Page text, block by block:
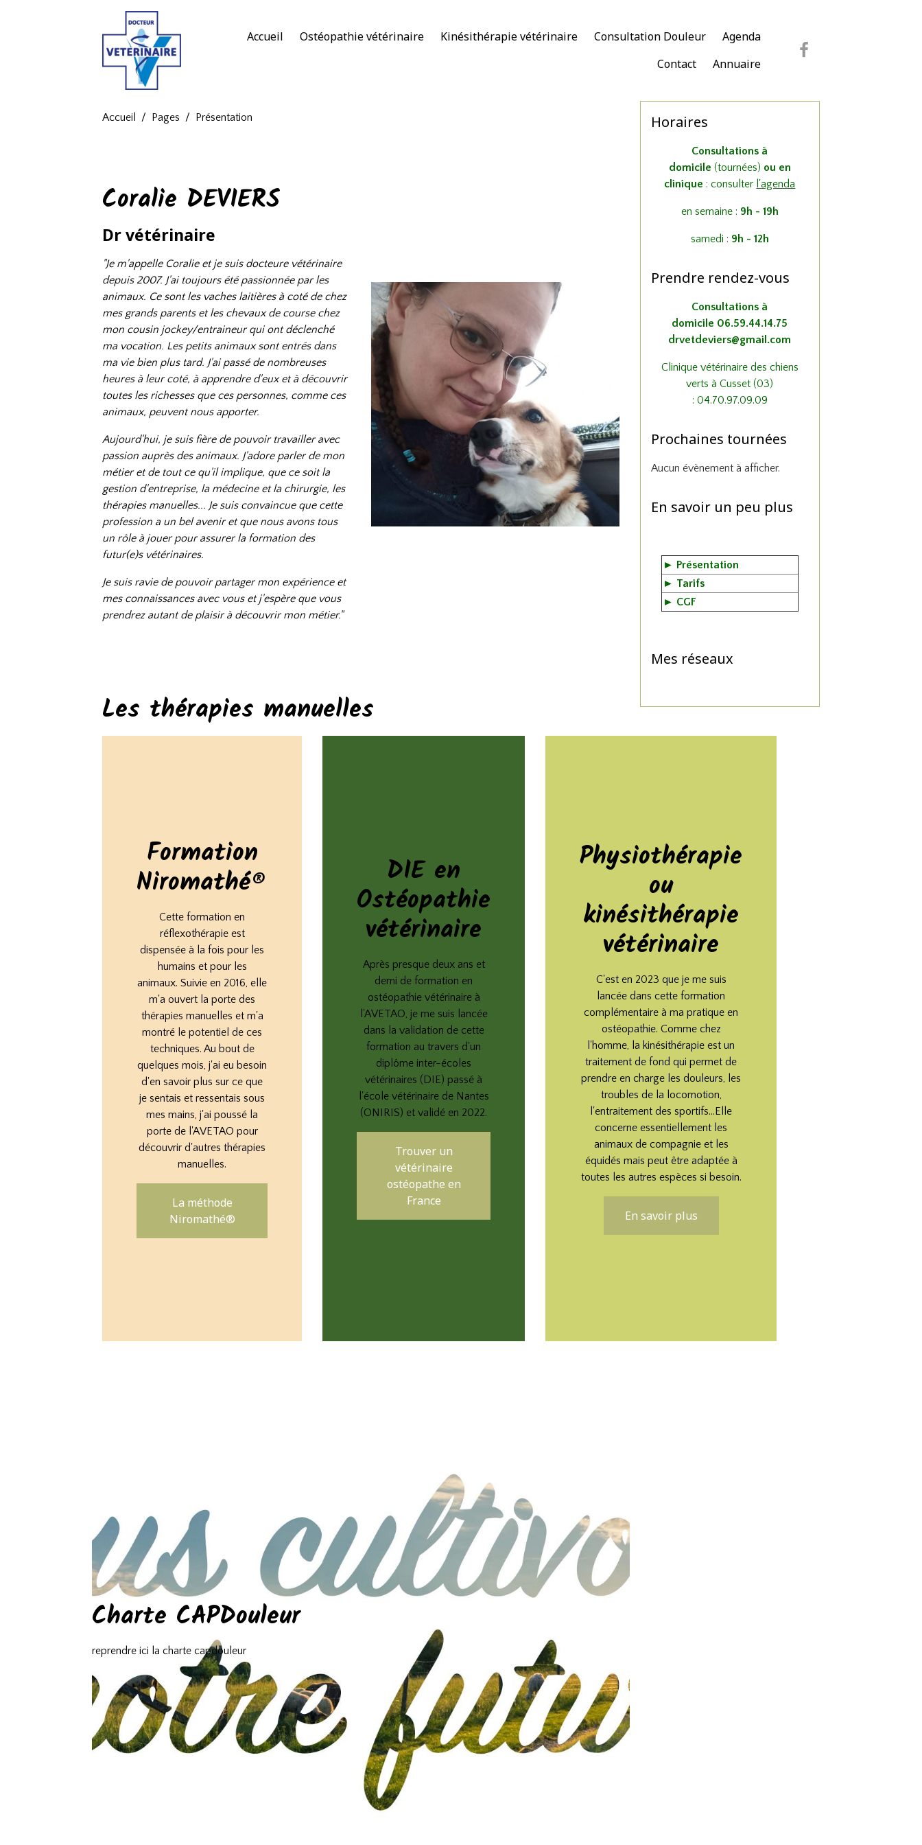
Accueil Ostéopathie vétérinaire Kinésithérapie vétérinaire Consultation Douleur
Agenda
Contact
Annuaire
Accueil Pages Présentation
Coralie DEVIERS
Dr vétérinaire
"Je m'appelle Coralie et je suis docteure vétérinaire
depuis 2007. J'ai toujours été passionnée par les
animaux. Ce sont les vaches laitières à coté de chez
mes grands parents et les chevaux de course chez
mon cousin jockey/entraineur qui ont déclenché
ma vocation. Les petits animaux sont entrés dans
ma vie bien plus tard. J'ai passé de nombreuses
heures à leur coté, à apprendre d'eux et à découvrir
toutes les richesses que ces personnes, comme ces
animaux, peuvent nous apporter.
Aujourd'hui, je suis fière de pouvoir travailler avec
passion auprès des animaux. J'adore parler de mon
métier et de tout ce qu'il implique, que ce soit la
gestion d'entreprise, la médecine et la chirurgie, les
thérapies manuelles... Je suis convaincue que cette
profession a un bel avenir et que nous avons tous
un rôle à jouer pour assurer la formation des
futur(e)s vétérinaires.
Je suis ravie de pouvoir partager mon expérience et
mes connaissances avec vous et j'espère que vous
prendrez autant de plaisir à découvrir mon métier."
Les thérapies manuelles
Formation
Niromathé®
Cette formation en
réflexothérapie est
dispensée à la fois pour les
humains et pour les
animaux. Suivie en 2016, elle
m'a ouvert la porte des
thérapies manuelles et m'a
montré le potentiel de ces
techniques. Au bout de
quelques mois, j'ai eu besoin
d'en savoir plus sur ce que
je sentais et ressentais sous
mes mains, j'ai poussé la
porte de l'AVETAO pour
découvrir d'autres thérapies
manuelles.
La méthode
Niromathé®
DIE en
Ostéopathie
vétérinaire
Après presque deux ans et
demi de formation en
ostéopathie vétérinaire à
l'AVETAO, je me suis lancée
dans la validation de cette
formation au travers d'un
diplôme inter-écoles
vétérinaires (DIE) passé à
l'école vétérinaire de Nantes
(ONIRIS) et validé en 2022.
Trouver un
vétérinaire
ostéopathe en
France
Physiothérapie
ou
kinésithérapie
vétérinaire
C'est en 2023 que je me suis
lancée dans cette formation
complémentaire à ma pratique en
ostéopathie. Comme chez
l'homme, la kinésithérapie est un
traitement de fond qui permet de
prendre en charge les douleurs, les
troubles de la locomotion,
l'entraitement des sportifs...Elle
concerne essentiellement les
animaux de compagnie et les
équidés mais peut être adaptée à
toutes les autres espèces si besoin.
En savoir plus
Charte CAPDouleur
reprendre ici la charte capdouleur
Horaires
Consultations à
domicile (tournées) ou en
clinique : consulter l'agenda
en semaine : 9h - 19h
samedi : 9h - 12h
Prendre rendez-vous
Consultations à
domicile 06.59.44.14.75
drvetdeviers@gmail.com
Clinique vétérinaire des chiens
verts à Cusset (03)
: 04.70.97.09.09
Prochaines tournées
Aucun évènement à afficher.
En savoir un peu plus
► Présentation
► Tarifs
► CGF
Mes réseaux